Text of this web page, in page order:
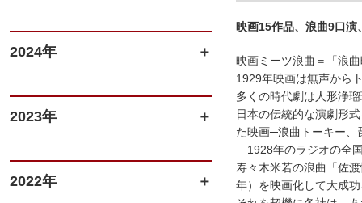
2024年
2023年
2022年
映画15作品、浪曲9口
映画ミーツ浪曲＝「浪
1929年映画は無声から
多くの時代劇は人形浄
日本の伝統的な演劇形
た映画─浪曲トーキー、
1928年のラジオの全
寿々木米若の浪曲「佐
年）を映画化して大成